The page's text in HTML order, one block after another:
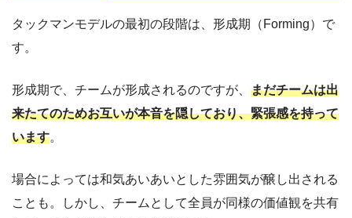
タックマンモデルの最初の段階は、形成期（Forming）で
す。
形成期で、チームが形成されるのですが、 まだチームは出
来たてのためお互いが本音を隠しており、緊張感を持って
います。
場合によっては和気あいあいとした雰囲気が醸し出される
ことも。しかし、チームとして全員が同様の価値観を共有